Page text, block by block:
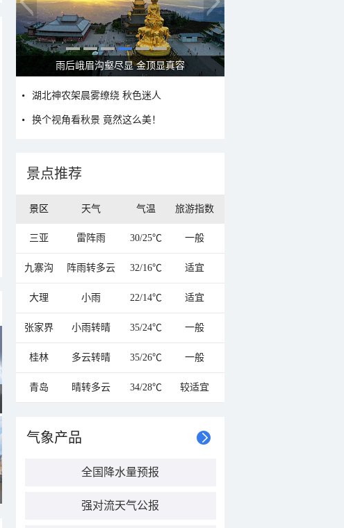
秋意浓 蓝天映衬下的哈尔滨伏尔加庄园
湖北神农架晨雾缭绕 秋色迷人
换个视角看秋景 竟然这么美！
景点推荐
景区 天气 气温 旅游指数
三亚 雷阵雨 30/25℃ 一般
九寨沟 阵雨转多云 32/16℃ 适宜
大理 小雨 22/14℃ 适宜
张家界 小雨转晴 35/24℃ 一般
桂林 多云转晴 35/26℃ 一般
青岛 晴转多云 34/28℃ 较适宜
气象产品
全国降水量预报
强对流天气公报